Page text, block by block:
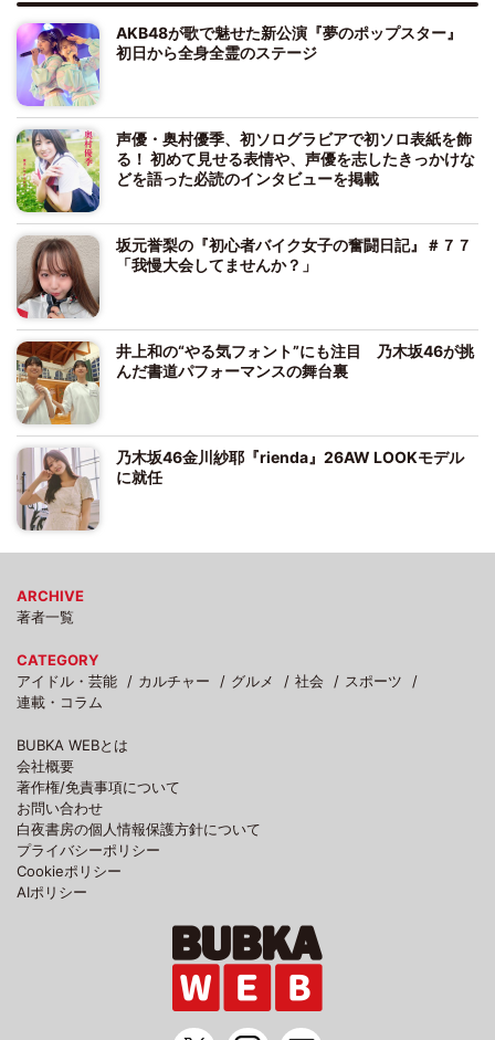
AKB48が歌で魅せた新公演『夢のポップスター』
初日から全身全霊のステージ
声優・奥村優季、初ソログラビアで初ソロ表紙を飾
る！ 初めて見せる表情や、声優を志したきっかけな
どを語った必読のインタビューを掲載
坂元誉梨の『初心者バイク女子の奮闘日記』＃７７
「我慢大会してませんか？」
井上和の“やる気フォント”にも注目 乃木坂46が挑
んだ書道パフォーマンスの舞台裏
乃木坂46金川紗耶『rienda』26AW LOOKモデル
に就任
ARCHIVE
著者一覧
CATEGORY
アイドル・芸能
カルチャー グルメ 社会
スポーツ
連載・コラム
BUBKA WEBとは
会社概要
著作権/免責事項について
お問い合わせ
白夜書房の個人情報保護方針について
プライバシーポリシー
Cookieポリシー
AIポリシー